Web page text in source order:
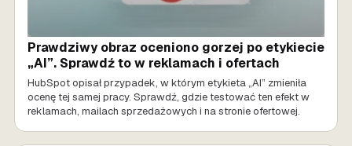
Prawdziwy obraz oceniono gorzej po etykiecie
„AI”. Sprawdź to w reklamach i ofertach
HubSpot opisał przypadek, w którym etykieta „AI” zmieniła
ocenę tej samej pracy. Sprawdź, gdzie testować ten efekt w
reklamach, mailach sprzedażowych i na stronie ofertowej.